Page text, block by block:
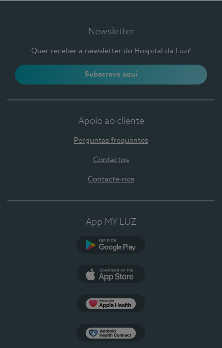
Newsletter
Quer receber a newsletter do Hospital da Luz?
Subscreva aqui
Apoio ao cliente
Perguntas frequentes
Contactos
Contacte-nos
App MY LUZ